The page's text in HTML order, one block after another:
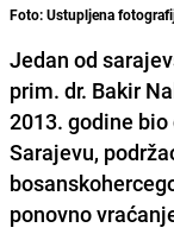
Foto: Ustupljena
Jedan od
prim. dr. Bakir
2013. godine
Sarajevu,
ponovno